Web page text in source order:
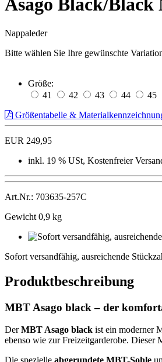
Asago Black/Black
Nappaleder
Bitte wählen Sie Ihre gewünschte
Größe:
41
42 43 44 45
Größentabelle &
EUR 249,95
inkl. 19 % USt, Kostenfreier
Art.Nr.: 703635-257C
Gewicht 0,9 kg
Sofort versandfähig, ausreichende
Produktbeschreibung
MBT Asago black – der
DerMBT Asago black ist ein moderner
ebenso wie zur Freizeitgarderobe.